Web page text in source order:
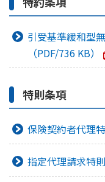
引受基準緩和型
736 KB
特則条項
保険契約者代理
指定代理請求特